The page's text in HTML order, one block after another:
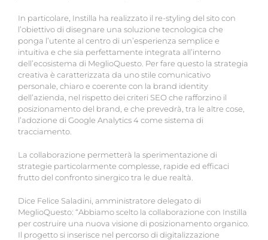
In particolare, Instilla ha realizzato il re-styling del sito con
l’obiettivo di disegnare una soluzione tecnologica che
ponga l’utente al centro di un’esperienza semplice e
intuitiva e che sia perfettamente integrata all’interno
dell’ecosistema di MeglioQuesto. Per fare questo la strategia
creativa è caratterizzata da uno stile comunicativo
personale, chiaro e coerente con la brand identity
dell’azienda, nel rispetto dei criteri SEO che rafforzino il
posizionamento del brand, e che prevedrà, tra le altre cose,
l’adozione di Google Analytics 4 come sistema di
tracciamento.
La collaborazione permetterà la sperimentazione di
strategie particolarmente complesse, rapide ed efficaci
frutto del confronto sinergico tra le due realtà.
Dice Felice Saladini, amministratore delegato di
MeglioQuesto: “Abbiamo scelto la collaborazione con Instilla
per costruire una nuova visione di posizionamento organico.
Il progetto si inserisce nel percorso di digitalizzazione